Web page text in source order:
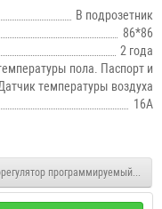
В подрозетник
86*86
2 года
пола. Паспорт и
температуры воздуха
16А
пола Castle АС829H
программируемый с WI-